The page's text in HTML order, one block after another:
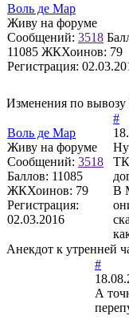
Воль де Мар
Живу на форуме
Сообщений: 3518
11085 ЖКХоинов: 79
Регистрация:
Изменения по
Воль де Мар
Живу на форуме
Сообщений: 3518
Баллов: 11085
ЖКХоинов: 79
Регистрация:
02.03.2016
#
В
Анекдот к утренней
#
А